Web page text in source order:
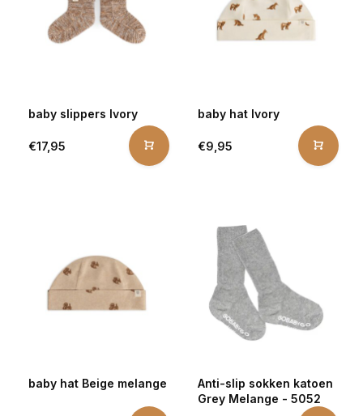
baby slippers Ivory
€17,95
baby hat Ivory
€9,95
baby hat Beige melange
Anti-slip sokken katoen
Grey Melange - 5052